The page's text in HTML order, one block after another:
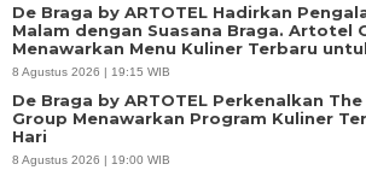
De Braga by ARTOTEL Hadirkan
Malam dengan Suasana Braga. Artotel
Menawarkan Menu Kuliner Terbaru
8 Agustus 2026 | 19:15 WIB
De Braga by ARTOTEL Perkenalkan
Group Menawarkan Program Kuliner
Hari
8 Agustus 2026 | 19:00 WIB